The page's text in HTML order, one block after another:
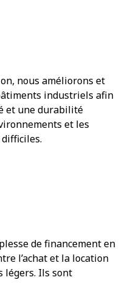
nous améliorons et
industriels afin
et une durabilité
et les
de financement en
l’achat et la location
légers. Ils sont